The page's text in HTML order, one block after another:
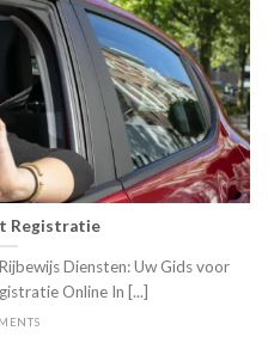
Registratie
Diensten: Uw Gids voor
Online In [...]